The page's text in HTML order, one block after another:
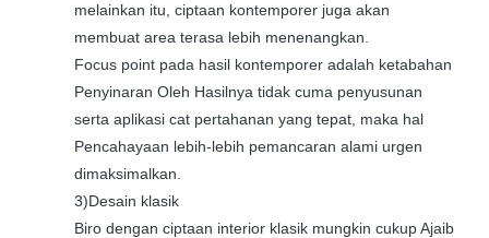
melainkan itu, ciptaan kontemporer juga akan
membuat area terasa lebih menenangkan.
Focus point pada hasil kontemporer adalah ketabahan
Penyinaran Oleh Hasilnya tidak cuma penyusunan
serta aplikasi cat pertahanan yang tepat, maka hal
Pencahayaan lebih-lebih pemancaran alami urgen
dimaksimalkan.
3)Desain klasik
Biro dengan ciptaan interior klasik mungkin cukup Ajaib